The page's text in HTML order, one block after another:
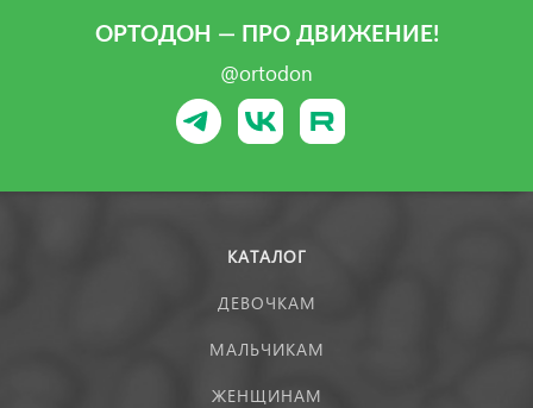
ОРТОДОН — ПРО ДВИЖЕНИЕ!
@ortodon
КАТАЛОГ
ДЕВОЧКАМ
МАЛЬЧИКАМ
ЖЕНЩИНАМ